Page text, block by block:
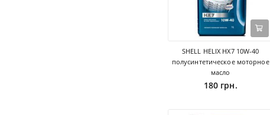
SHELL HELIX HX7 10W-40
полусинтетическое моторное
масло
180 грн.